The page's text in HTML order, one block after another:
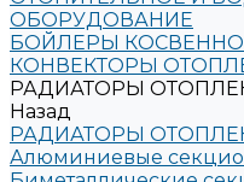
ОБОРУДОВАНИЕ
БОЙЛЕРЫ
КОНВЕКТОРЫ
РАДИАТОРЫ
Назад
РАДИАТОРЫ
Алюминиевые